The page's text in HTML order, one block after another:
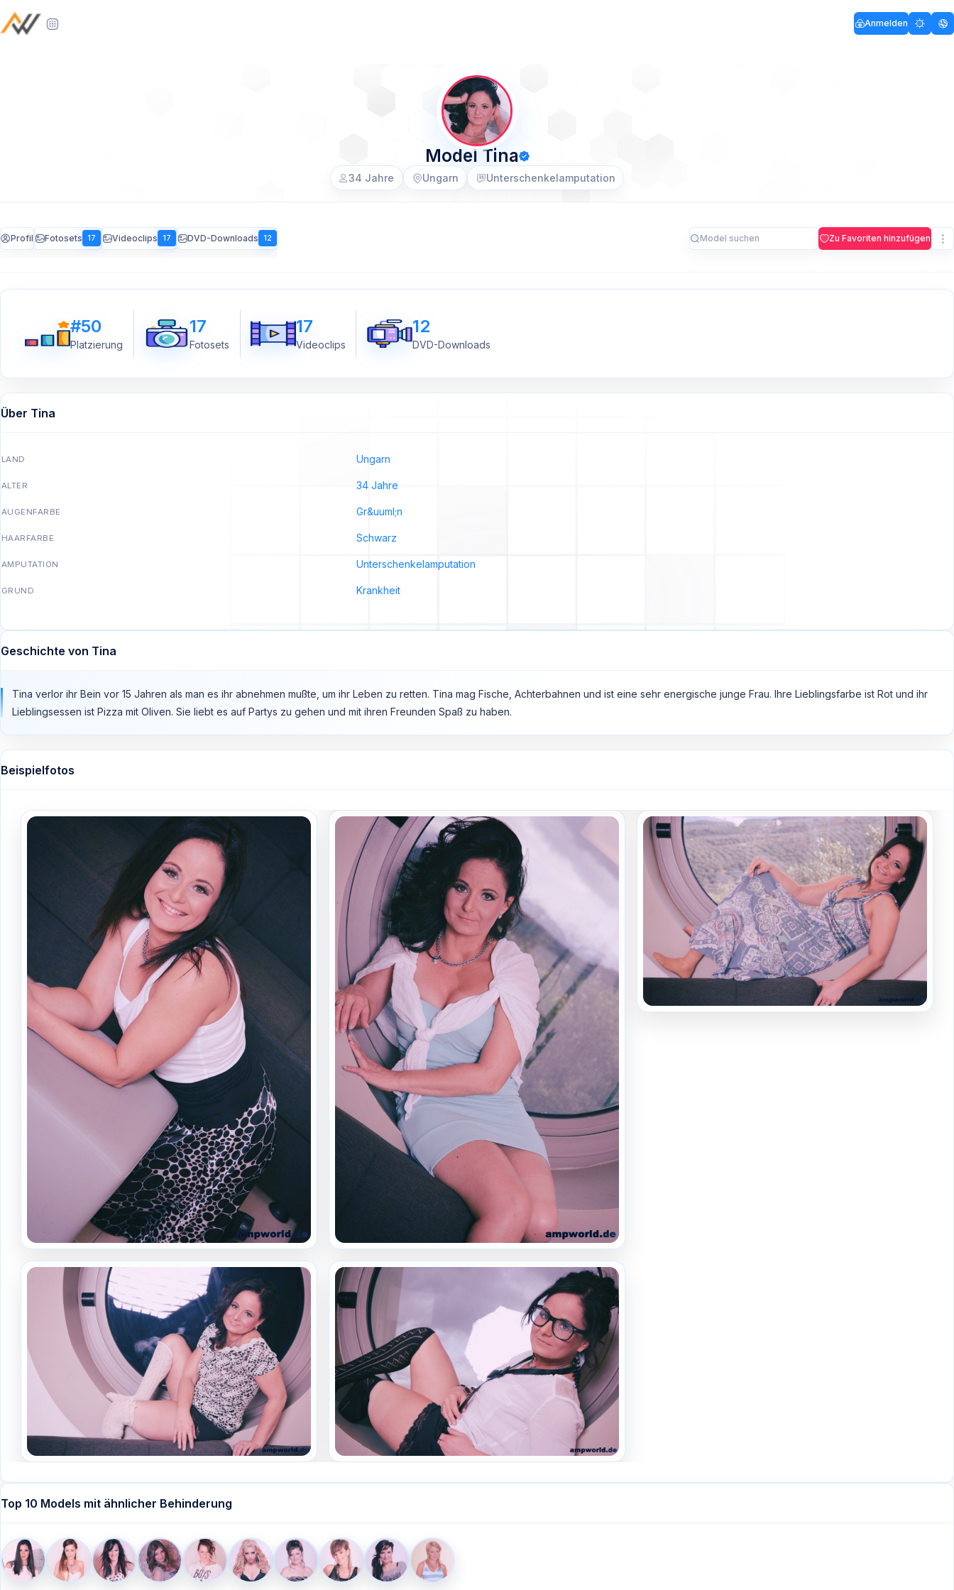
Anmelden
Model Tina
34 Jahre Ungarn Unterschenkelamputation
Profil Fotosets 17 Videoclips 17 DVD-Downloads 12 Zu Favoriten hinzufügen
#50
Platzierung
17
Fotosets
17
Videoclips
12
DVD-Downloads
Über Tina
LAND Ungarn
ALTER 34 Jahre
AUGENFARBE Gr&uuml;n
HAARFARBE Schwarz
AMPUTATION Unterschenkelamputation
GRUND Krankheit
Geschichte von Tina
Tina verlor ihr Bein vor 15 Jahren als man es ihr abnehmen mußte, um ihr Leben zu retten. Tina mag Fische, Achterbahnen und ist eine sehr energische junge Frau. Ihre Lieblingsfarbe ist Rot und ihr
Lieblingsessen ist Pizza mit Oliven. Sie liebt es auf Partys zu gehen und mit ihren Freunden Spaß zu haben.
Beispielfotos
Top 10 Models mit ähnlicher Behinderung